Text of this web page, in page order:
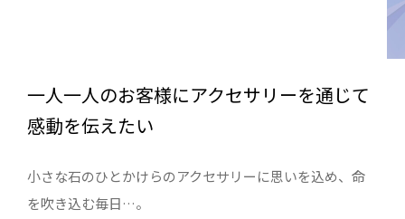
一人一人のお客様にアクセサリーを通じて
感動を伝えたい
小さな石のひとかけらのアクセサリーに思いを込め、命
を吹き込む毎日…。